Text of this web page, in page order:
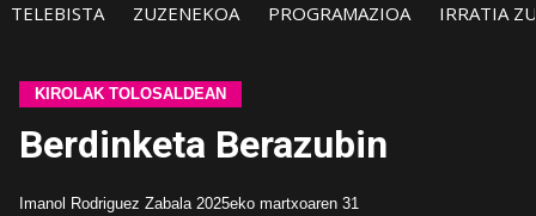
TELEBISTA ZUZENEKOA PROGRAMAZIOA IRRATIA
KIROLAK TOLOSALDEAN
Berdinketa Berazubin
Imanol Rodriguez Zabala 2025eko martxoaren 31